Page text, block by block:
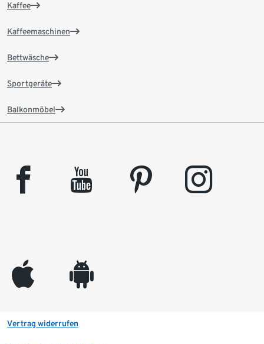
Kaffee
Kaffeemaschinen
Bettwäsche
Sportgeräte
Balkonmöbel
facebook youtube pinterest instagram
appleinc android
Vertrag widerrufen